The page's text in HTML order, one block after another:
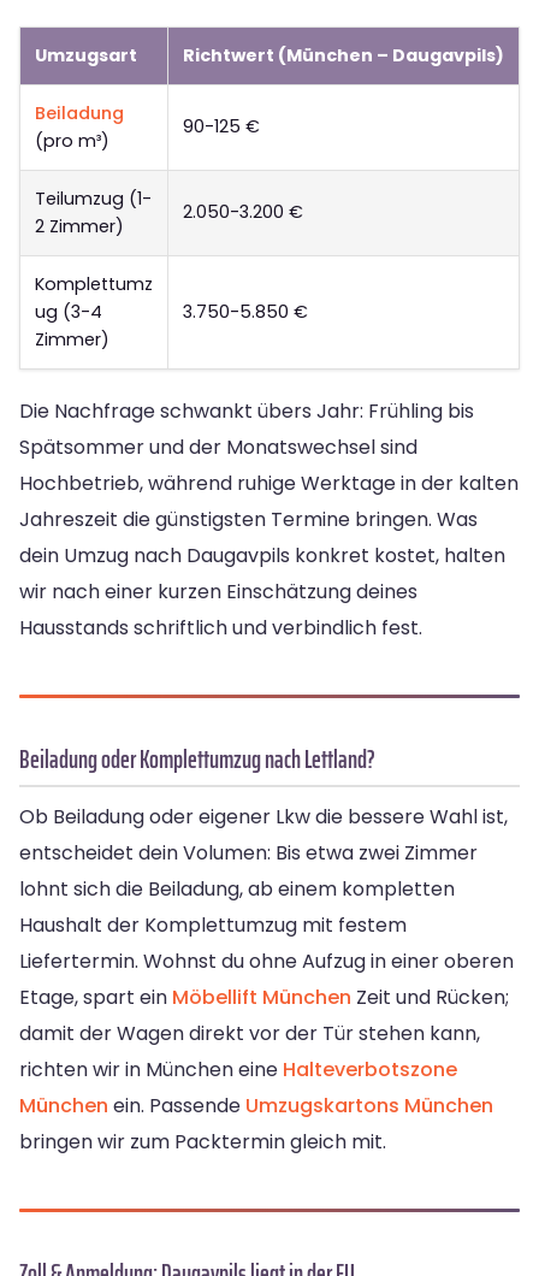
Umzugsart Richtwert (München – Daugavpils)
Beiladung
(pro m³)
90-125 €
Teilumzug (1-
2 Zimmer)
2.050-3.200 €
Komplettumz
ug (3-4
Zimmer)
3.750-5.850 €
Die Nachfrage schwankt übers Jahr: Frühling bis
Spätsommer und der Monatswechsel sind
Hochbetrieb, während ruhige Werktage in der kalten
Jahreszeit die günstigsten Termine bringen. Was
dein Umzug nach Daugavpils konkret kostet, halten
wir nach einer kurzen Einschätzung deines
Hausstands schriftlich und verbindlich fest.
Beiladung oder Komplettumzug nach Lettland?
Ob Beiladung oder eigener Lkw die bessere Wahl ist,
entscheidet dein Volumen: Bis etwa zwei Zimmer
lohnt sich die Beiladung, ab einem kompletten
Haushalt der Komplettumzug mit festem
Liefertermin. Wohnst du ohne Aufzug in einer oberen
Etage, spart ein Möbellift München Zeit und Rücken;
damit der Wagen direkt vor der Tür stehen kann,
richten wir in München eine Halteverbotszone
München ein. Passende Umzugskartons München
bringen wir zum Packtermin gleich mit.